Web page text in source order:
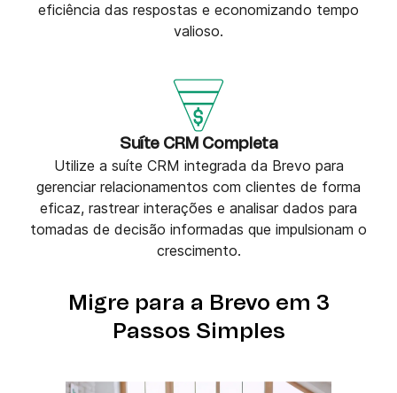
eficiência das respostas e economizando tempo
valioso.
Suíte CRM Completa
Utilize a suíte CRM integrada da Brevo para
gerenciar relacionamentos com clientes de forma
eficaz, rastrear interações e analisar dados para
tomadas de decisão informadas que impulsionam o
crescimento.
Migre para a Brevo em 3
Passos Simples